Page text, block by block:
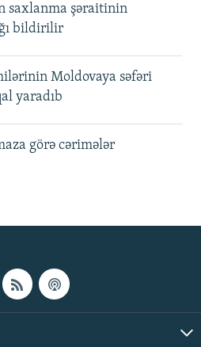
saxlanma şəraitinin
bildirilir
Moldovaya səfəri
yaradıb
görə cərimələr